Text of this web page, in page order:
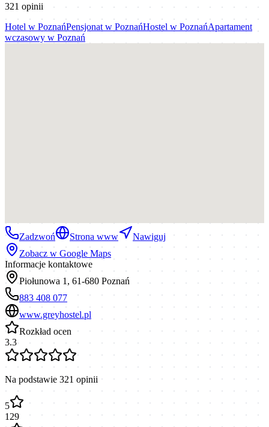
321 opinii
Hotel w PoznańPensjonat w PoznańHostel w PoznańApartament
wczasowy w Poznań
Zadzwoń Strona www
Nawiguj
Zobacz w Google Maps
Informacje kontaktowe
Piołunowa 1, 61-680 Poznań
883 408 077
www.greyhostel.pl
Rozkład ocen
3.3
Na podstawie 321 opinii
5
129